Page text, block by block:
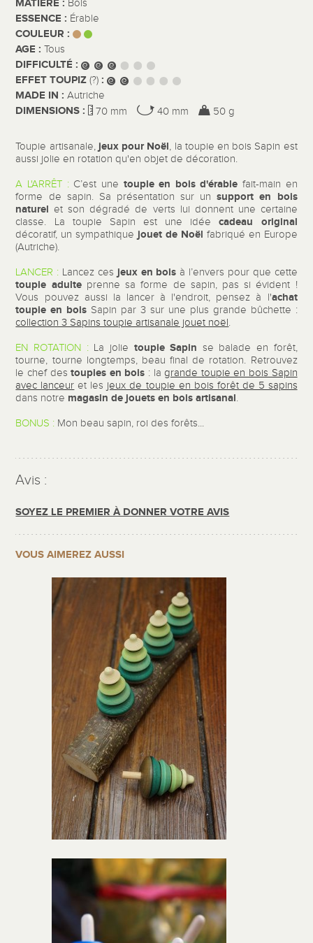
MATIÈRE : Bois
ESSENCE : Érable
COULEUR :
AGE :Tous
DIFFICULTÉ :
EFFET TOUPIZ(?) :
MADE IN :Autriche
DIMENSIONS : 70 mm 40 mm 50 g
Toupie artisanale, jeux pour Noël, la toupie en bois Sapin est
aussi jolie en rotation qu'en objet de décoration.
A L'ARRÊT : C’est une toupie en bois d'érable fait-main en
forme de sapin. Sa présentation sur unsupport en bois
naturel et son dégradé de verts lui donnent une certaine
classe. La toupie Sapin est une idéecadeau original
décoratif, un sympathique jouet de Noël fabriqué en Europe
(Autriche).
LANCER : Lancez ces jeux en bois à l’envers pour que cette
toupie adulteprenne sa forme de sapin, pas si évident !
Vous pouvez aussi la lancer à l'endroit, pensez à l'achat
toupie en bois Sapin par 3 sur une plus grande bûchette :
collection 3 Sapins toupie artisanale jouet noël.
EN ROTATION : La jolie toupie Sapin se balade en forêt,
tourne, tourne longtemps, beau final de rotation. Retrouvez
le chef destoupies en bois : lagrande toupie en bois Sapin
avec lanceur et les jeux de toupie en bois forêt de 5 sapins
dans notre magasin de jouets en bois artisanal.
BONUS : Mon beau sapin, roi des forêts...
Avis :
SOYEZ LE PREMIER À DONNER VOTRE AVIS
VOUS AIMEREZ AUSSI